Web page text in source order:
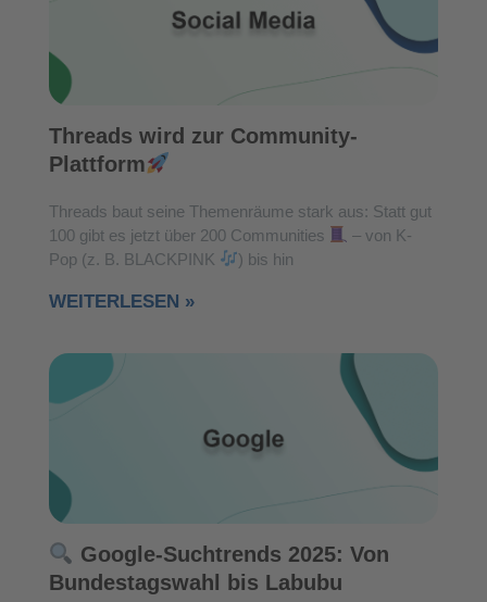
Threads wird zur Community-
Plattform
Threads baut seine Themenräume stark aus: Statt gut
100 gibt es jetzt über 200 Communities
– von K-
Pop (z. B. BLACKPINK
) bis hin
WEITERLESEN »
Google-Suchtrends 2025: Von
Bundestagswahl bis Labubu